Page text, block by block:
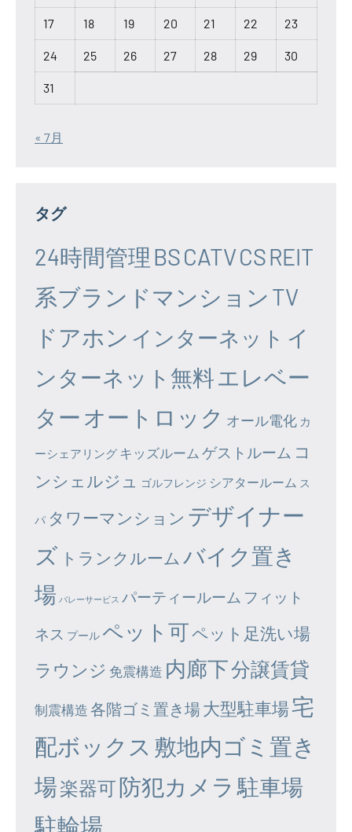
17 18 19 20 21 22 23
24 25 26 27 28 29 30
31
« 7月
タグ
24時間管理 BSCATVCSREIT
系ブランドマンション TV
ドアホン インターネット イ
ンターネット無料エレベー
ター オートロック オール電化 カ
ーシェアリング キッズルーム ゲストルーム コ
ンシェルジュ
ゴルフレンジ シアタールーム ス
パ タワーマンション デザイナー
ズ トランクルーム バイク置き
場 バレーサービス パーティールーム フィット
ネス プール ペット可ペット足洗い場
ラウンジ 免震構造 内廊下分譲賃貸
制震構造 各階ゴミ置き場大型駐車場宅
配ボックス 敷地内ゴミ置き
場楽器可防犯カメラ 駐車場
駐輪場